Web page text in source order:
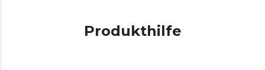
Produkthilfe